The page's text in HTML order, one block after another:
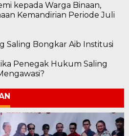
kepada Warga Binaan,
Kemandirian Periode Juli
Saling Bongkar Aib Institusi
Penegak Hukum Saling